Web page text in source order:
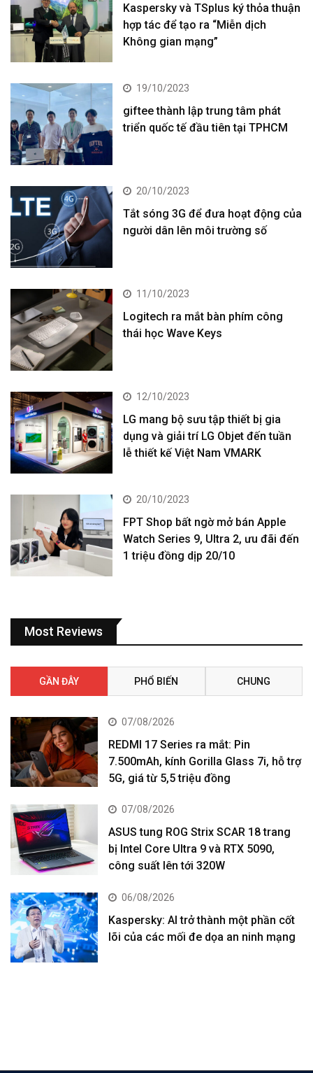
Kaspersky và TSplus ký thỏa thuận
hợp tác để tạo ra “Miễn dịch
Không gian mạng”
19/10/2023
giftee thành lập trung tâm phát
triển quốc tế đầu tiên tại TPHCM
20/10/2023
Tắt sóng 3G để đưa hoạt động của
người dân lên môi trường số
11/10/2023
Logitech ra mắt bàn phím công
thái học Wave Keys
12/10/2023
LG mang bộ sưu tập thiết bị gia
dụng và giải trí LG Objet đến tuần
lễ thiết kế Việt Nam VMARK
20/10/2023
FPT Shop bất ngờ mở bán Apple
Watch Series 9, Ultra 2, ưu đãi đến
1 triệu đồng dịp 20/10
Most Reviews
GẦN ĐÂY PHỔ BIẾN CHUNG
07/08/2026
REDMI 17 Series ra mắt: Pin
7.500mAh, kính Gorilla Glass 7i, hỗ trợ
5G, giá từ 5,5 triệu đồng
07/08/2026
ASUS tung ROG Strix SCAR 18 trang
bị Intel Core Ultra 9 và RTX 5090,
công suất lên tới 320W
06/08/2026
Kaspersky: AI trở thành một phần cốt
lõi của các mối đe dọa an ninh mạng